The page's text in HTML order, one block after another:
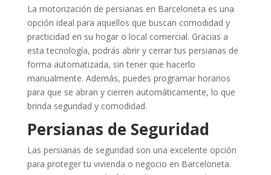
La motorización de persianas en Barceloneta es una
opción ideal para aquellos que buscan comodidad y
practicidad en su hogar o local comercial. Gracias a
esta tecnología, podrás abrir y cerrar tus persianas de
forma automatizada, sin tener que hacerlo
manualmente. Además, puedes programar horarios
para que se abran y cierren automáticamente, lo que
brinda seguridad y comodidad.
Persianas de Seguridad
Las persianas de seguridad son una excelente opción
para proteger tu vivienda o negocio en Barceloneta.